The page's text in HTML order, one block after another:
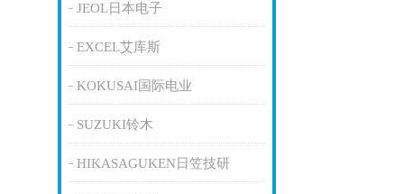
JEOL日本电子
EXCEL艾库斯
KOKUSAI国际电业
SUZUKI铃木
HIKASAGUKEN日笠技研